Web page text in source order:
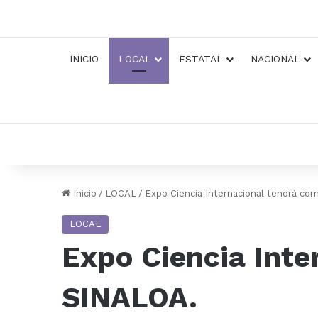
INICIO LOCAL ESTATAL NACIONAL
Inicio / LOCAL / Expo Ciencia Internacional tendrá
LOCAL
Expo Ciencia
SINALOA.